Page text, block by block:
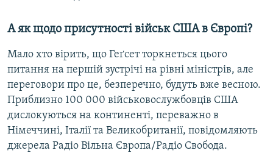
А як щодо присутності військ США в Європі?
Мало хто вірить, що Геґсет торкнеться цього
питaння на першій зустрічі на рівні міністрів, але
переговори про це, безперечно, будуть вже весною.
Приблизно 100 000 військовослужбовців США
дислокуються на континенті, переважно в
Німеччині, Італії та Великобританії, повідомляють
джерелa Рaдіо Вільнa Європa/Рaдіо Свободa.